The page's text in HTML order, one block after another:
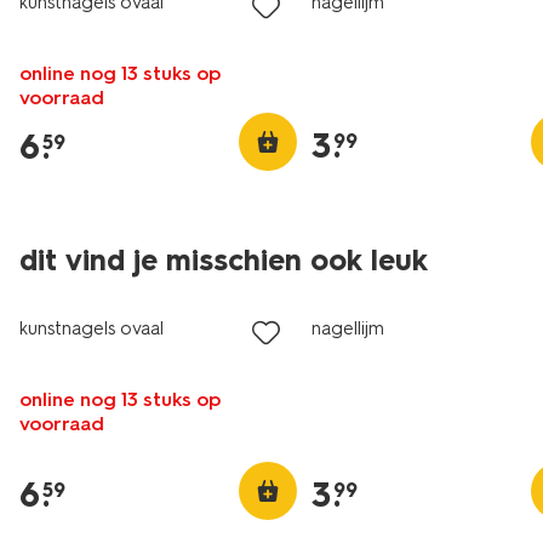
online nog 13 stuks op
voorraad
6.
59 3.
99
dit vind je misschien ook leuk
kunstnagels ovaal
online nog 13 stuks op
voorraad
6.
59
nagellijm
3.
99